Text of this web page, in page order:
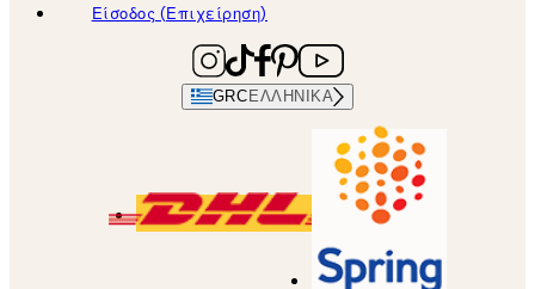
Είσοδος (Επιχείρηση)
GRC ΕΛΛΗΝΙΚΆ